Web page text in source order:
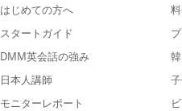
はじめての方へ
スタートガイド
DMM英会話の強み
日本人講師
モニターレポート